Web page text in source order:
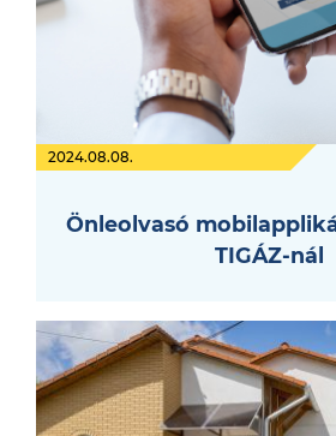
2024.08.08.
Önleolvasó
TIGÁZ-nál